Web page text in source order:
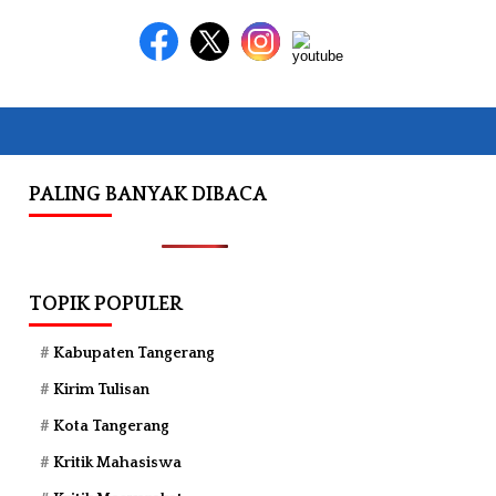
PALING BANYAK DIBACA
TOPIK POPULER
Kabupaten Tangerang
Kirim Tulisan
Kota Tangerang
Kritik Mahasiswa